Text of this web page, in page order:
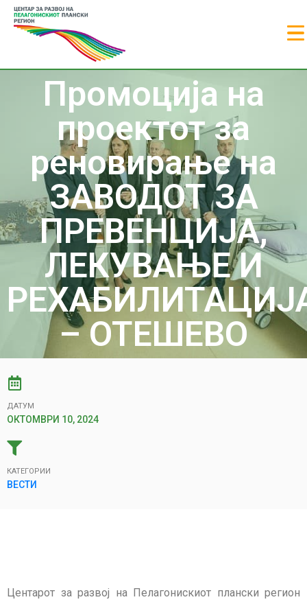
Промоција на
проектот за
реновирање на
ЗАВОДОТ ЗА
ПРЕВЕНЦИЈА,
ЛЕКУВАЊЕ И
– ОТЕШЕВО
ДАТУМ
ОКТОМВРИ 10, 2024
КАТЕГОРИИ
ВЕСТИ
Центарот за развој на Пелагонискиот плански регион